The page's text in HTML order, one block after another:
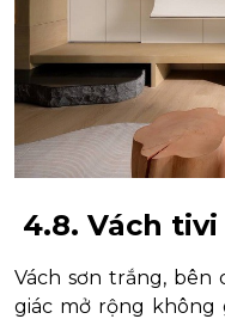
4.8. Vách
Vách sơn trắng, bên
giác mở rộng không